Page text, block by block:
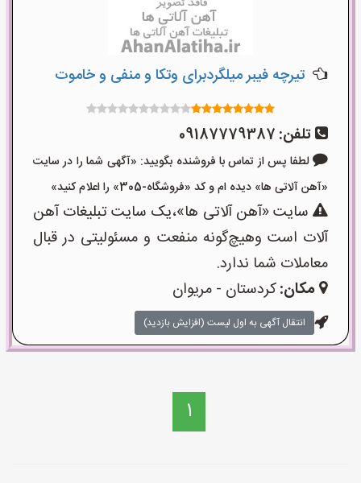
تیرچه فیبر میلگردبرای وتکا و منفی و خاموت
تلفن: 09187779387
لطفا پس از تماس با فروشنده بگویید: «آگهی شما را در سایت
«آهن آلاتی ها» دیده ام و کد «فروشگاه-305» را اعلام کنید»
سایت «آهن آلاتی ها»،یک سایت تبلیغات آهن
آلات است وهیچ‌گونه منفعت و مسئولیتی در قبال
معاملات شما ندارد.
مکان:کردستان - مریوان
انتقال آگهی به اول لیست (افزایش بازدید)
1